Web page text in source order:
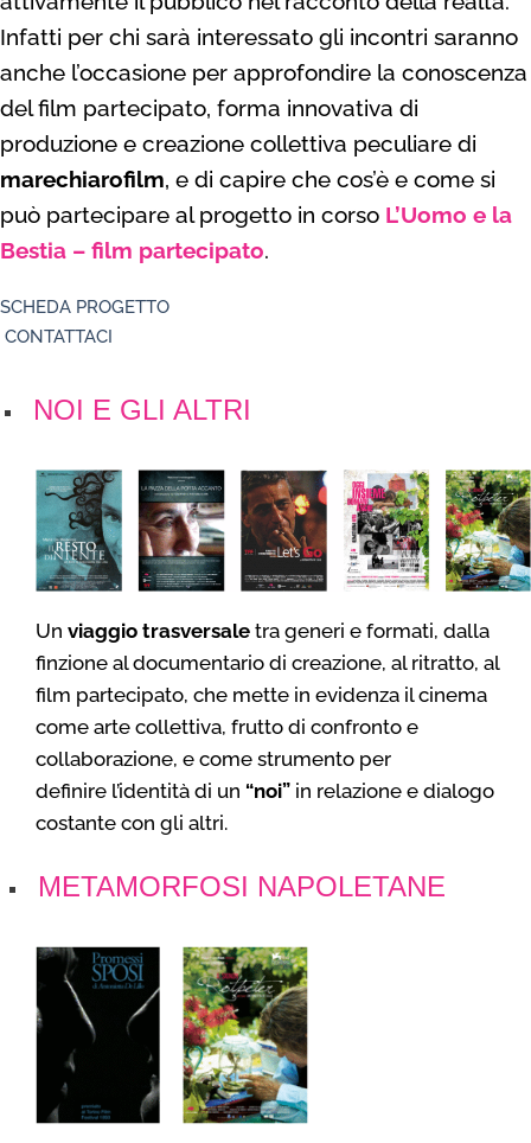
Infatti per chi sarà interessato gli incontri saranno
anche l’occasione per approfondire la conoscenza
del film partecipato, forma innovativa di
produzione e creazione collettiva peculiare di
marechiarofilm, e di capire che cos’è e come si
può partecipare al progetto in corso L’Uomo e la
Bestia – film partecipato.
SCHEDA PROGETTO
CONTATTACI
NOI E GLI ALTRI
Un viaggio trasversale tra generi e formati, dalla
finzione al documentario di creazione, al ritratto, al
film partecipato, che mette in evidenza il cinema
come arte collettiva, frutto di confronto e
collaborazione, e come strumento per
definire l’identità di un “noi” in relazione e dialogo
costante con gli altri.
METAMORFOSI NAPOLETANE